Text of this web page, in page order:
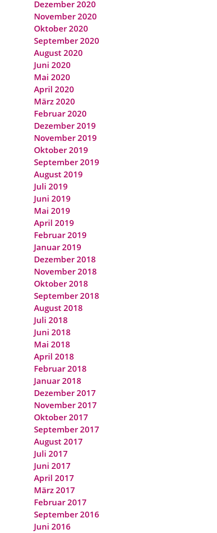
Dezember 2020
November 2020
Oktober 2020
September 2020
August 2020
Juni 2020
Mai 2020
April 2020
März 2020
Februar 2020
Dezember 2019
November 2019
Oktober 2019
September 2019
August 2019
Juli 2019
Juni 2019
Mai 2019
April 2019
Februar 2019
Januar 2019
Dezember 2018
November 2018
Oktober 2018
September 2018
August 2018
Juli 2018
Juni 2018
Mai 2018
April 2018
Februar 2018
Januar 2018
Dezember 2017
November 2017
Oktober 2017
September 2017
August 2017
Juli 2017
Juni 2017
April 2017
März 2017
Februar 2017
September 2016
Juni 2016